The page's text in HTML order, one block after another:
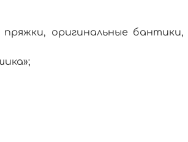
оригинальные